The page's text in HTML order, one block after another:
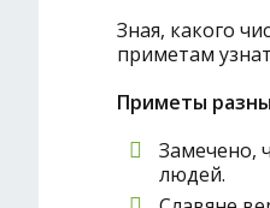
Зная, какого
приметам
Приметы
Замечено,
людей.